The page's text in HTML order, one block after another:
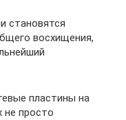
становятся
восхищения,
пластины на
не просто